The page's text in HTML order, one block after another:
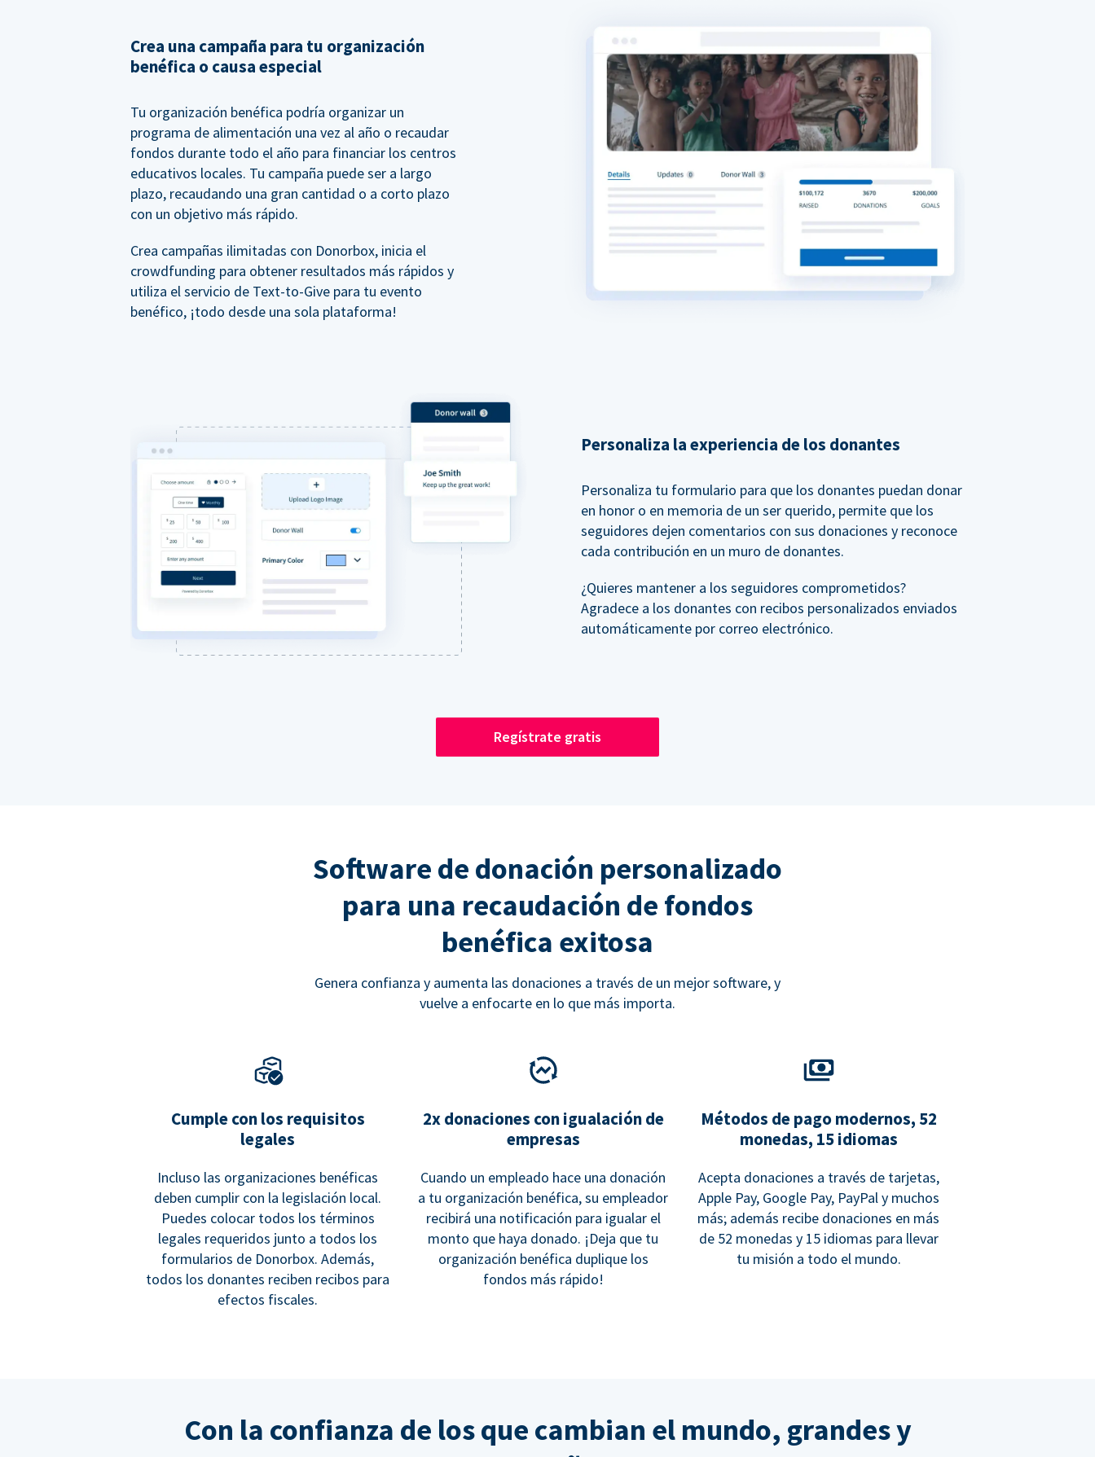
Crea una campaña para tu organización
benéfica o causa especial
Tu organización benéfica podría organizar un
programa de alimentación una vez al año o recaudar
fondos durante todo el año para financiar los centros
educativos locales. Tu campaña puede ser a largo
plazo, recaudando una gran cantidad o a corto plazo
con un objetivo más rápido.
Crea campañas ilimitadas con Donorbox, inicia el
crowdfunding para obtener resultados más rápidos y
utiliza el servicio de Text-to-Give para tu evento
benéfico, ¡todo desde una sola plataforma!
Personaliza la experiencia de los donantes
Personaliza tu formulario para que los donantes puedan donar
en honor o en memoria de un ser querido, permite que los
seguidores dejen comentarios con sus donaciones y reconoce
cada contribución en un muro de donantes.
¿Quieres mantener a los seguidores comprometidos?
Agradece a los donantes con recibos personalizados enviados
automáticamente por correo electrónico.
Regístrate gratis
Software de donación personalizado
para una recaudación de fondos
benéfica exitosa
Genera confianza y aumenta las donaciones a través de un mejor software, y
vuelve a enfocarte en lo que más importa.
Cumple con los requisitos
legales
Incluso las organizaciones benéficas
deben cumplir con la legislación local.
Puedes colocar todos los términos
legales requeridos junto a todos los
formularios de Donorbox. Además,
todos los donantes reciben recibos para
efectos fiscales.
2x donaciones con igualación de
empresas
Cuando un empleado hace una donación
a tu organización benéfica, su empleador
recibirá una notificación para igualar el
monto que haya donado. ¡Deja que tu
organización benéfica duplique los
fondos más rápido!
Métodos de pago modernos, 52
monedas, 15 idiomas
Acepta donaciones a través de tarjetas,
Apple Pay, Google Pay, PayPal y muchos
más; además recibe donaciones en más
de 52 monedas y 15 idiomas para llevar
tu misión a todo el mundo.
Con la confianza de los que cambian el mundo, grandes y